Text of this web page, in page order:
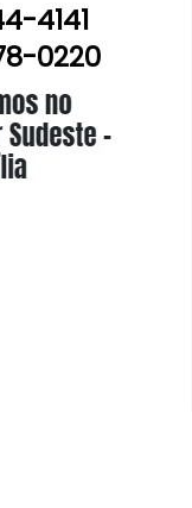
4141
0220